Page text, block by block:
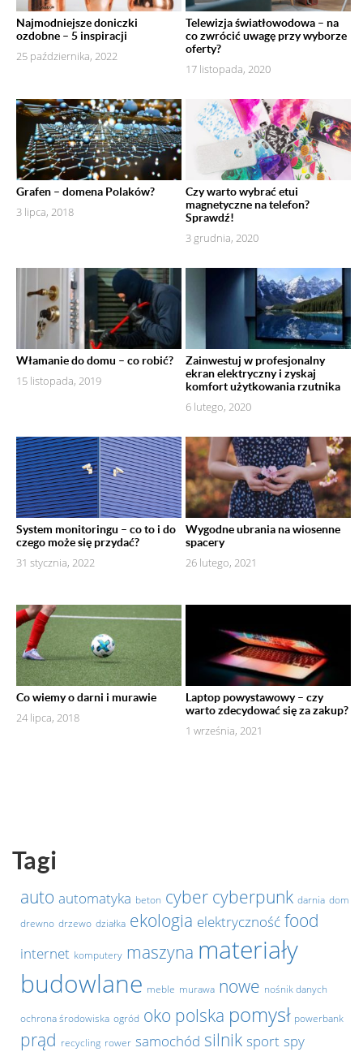
Najmodniejsze doniczki
ozdobne – 5 inspiracji
25 października, 2022
Telewizja światłowodowa – na
co zwrócić uwagę przy wyborze
oferty?
17 listopada, 2020
Grafen – domena Polaków?
3 lipca, 2018
Czy warto wybrać etui
magnetyczne na telefon?
Sprawdź!
3 grudnia, 2020
Włamanie do domu – co robić?
15 listopada, 2019
Zainwestuj w profesjonalny
ekran elektryczny i zyskaj
komfort użytkowania rzutnika
6 lutego, 2020
System monitoringu – co to i do
czego może się przydać?
31 stycznia, 2022
Wygodne ubrania na wiosenne
spacery
26 lutego, 2021
Co wiemy o darni i murawie
24 lipca, 2018
Laptop powystawowy – czy
warto zdecydować się za zakup?
1 września, 2021
Tagi
auto automatyka beton cyber cyberpunk darnia dom
drewno drzewo działka ekologia elektryczność food
internet komputery maszyna materiały
budowlane meble murawa nowe nośnik danych
ochrona środowiska ogród oko polska pomysł powerbank
prąd recycling rower samochód silnik sport spy